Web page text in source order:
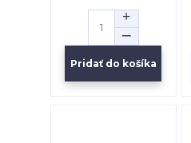
Pridať do košíka